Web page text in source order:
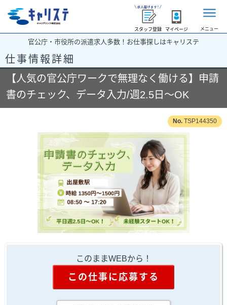
スタッフ登録 マイページ メニュー
官公庁・市役所の派遣求人多数！お仕事探しはキャリステ
仕事情報詳細
【人気の官公庁ワークで無理なく働ける】申請
書のチェック、データ入力/週2.5日～OK
TSP144350
このままWEBから！
この仕事に応募する